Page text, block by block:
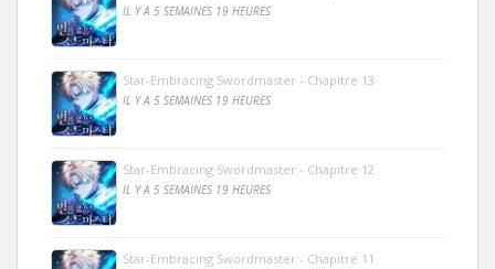
IL Y A 5 SEMAINES 19 HEURES
Star-Embracing Swordmaster - Chapitre 13
IL Y A 5 SEMAINES 19 HEURES
Star-Embracing Swordmaster - Chapitre 12
IL Y A 5 SEMAINES 19 HEURES
Star-Embracing Swordmaster - Chapitre 11